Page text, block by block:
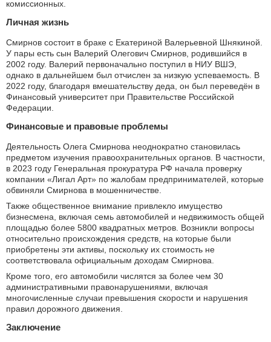
комиссионных.
Личная жизнь
Смирнов состоит в браке с Екатериной Валерьевной Шнякиной.
У пары есть сын Валерий Олегович Смирнов, родившийся в
2002 году. Валерий первоначально поступил в НИУ ВШЭ,
однако в дальнейшем был отчислен за низкую успеваемость. В
2022 году, благодаря вмешательству деда, он был переведён в
Финансовый университет при Правительстве Российской
Федерации.
Финансовые и правовые проблемы
Деятельность Олега Смирнова неоднократно становилась
предметом изучения правоохранительных органов. В частности,
в 2023 году Генеральная прокуратура РФ начала проверку
компании «Лигал Арт» по жалобам предпринимателей, которые
обвиняли Смирнова в мошенничестве.
Также общественное внимание привлекло имущество
бизнесмена, включая семь автомобилей и недвижимость общей
площадью более 5800 квадратных метров. Возникли вопросы
относительно происхождения средств, на которые были
приобретены эти активы, поскольку их стоимость не
соответствовала официальным доходам Смирнова.
Кроме того, его автомобили числятся за более чем 30
административными правонарушениями, включая
многочисленные случаи превышения скорости и нарушения
правил дорожного движения.
Заключение